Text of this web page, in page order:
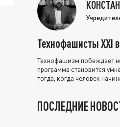
Технофашисты XXI
Технофашизм побеждает
программа становится
тогда, когда человек
ПОСЛЕДНИЕ